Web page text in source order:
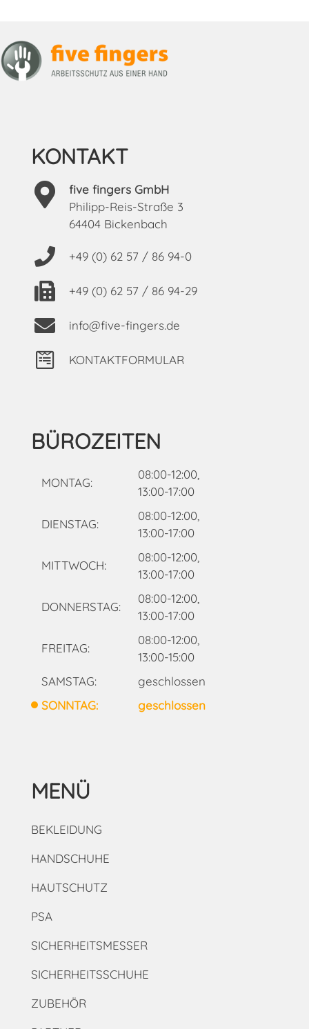
KONTAKT
five fingers GmbH
Philipp-Reis-Straße 3
64404 Bickenbach
+49 (0) 62 57 / 86 94-0
+49 (0) 62 57 / 86 94-29
info@five-fingers.de
KONTAKTFORMULAR
BÜROZEITEN
MONTAG:
08:00-12:00,
13:00-17:00
DIENSTAG:
08:00-12:00,
13:00-17:00
MITTWOCH:
08:00-12:00,
13:00-17:00
DONNERSTAG:
08:00-12:00,
13:00-17:00
FREITAG:
08:00-12:00,
13:00-15:00
SAMSTAG:
geschlossen
SONNTAG:
geschlossen
MENÜ
BEKLEIDUNG
HANDSCHUHE
HAUTSCHUTZ
PSA
SICHERHEITSMESSER
SICHERHEITSSCHUHE
ZUBEHÖR